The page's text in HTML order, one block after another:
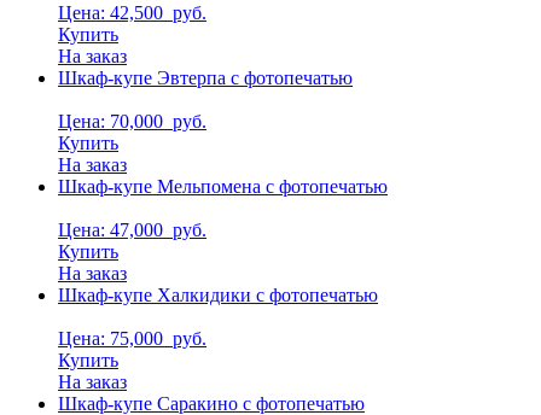
Цена: 42,500 руб.
Купить
На заказ
Шкаф-купе Эвтерпа с фотопечатью
Цена: 70,000 руб.
Купить
На заказ
Шкаф-купе Мельпомена с фотопечатью
Цена: 47,000 руб.
Купить
На заказ
Шкаф-купе Халкидики с фотопечатью
Цена: 75,000 руб.
Купить
На заказ
Шкаф-купе Саракино с фотопечатью